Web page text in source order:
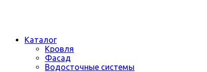
Каталог
Кровля
Фасад
Водосточные системы